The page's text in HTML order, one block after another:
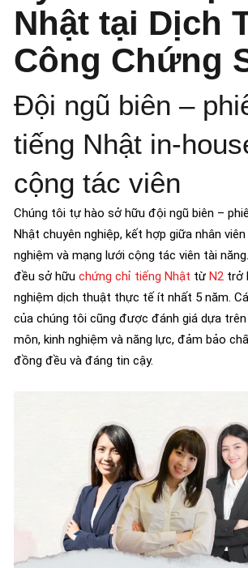
Nhật tại Dịch
Công Chứng
Đội ngũ biên –
tiếng Nhật in-
cộng tác viên
Chúng tôi tự hào sở hữu đội ngũ biên –
Nhật chuyên nghiệp, kết hợp giữa nhân
nghiệm và mạng lưới cộng tác viên tài
đều sở hữu chứng chỉ tiếng Nhật từ N2 trở
nghiệm dịch thuật thực tế ít nhất 5 năm.
của chúng tôi cũng được đánh giá dựa
môn, kinh nghiệm và năng lực, đảm bảo
đồng đều và đáng tin cậy.